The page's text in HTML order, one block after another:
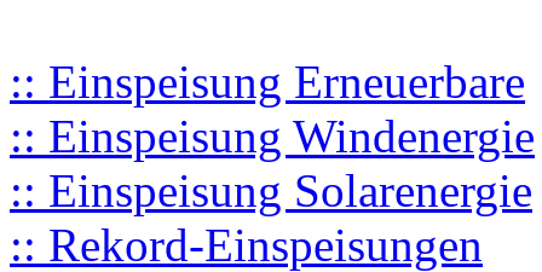
:: Einspeisung Erneuerbare
:: Einspeisung Windenergie
:: Einspeisung Solarenergie
:: Rekord-Einspeisungen